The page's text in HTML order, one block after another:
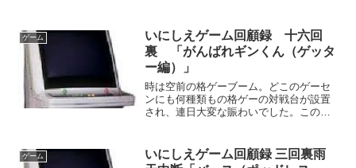
した（おおげさ）。理由は極めて簡単
で、「1プレイが50円...
ゲーム
いにしえゲーム回顧録 十六回
裏 「がんばれギンくん（ゲッタ
ー編）」
時は空前の格ゲーブーム。どこのゲーセ
ンにも何種類もの格ゲーの対戦台が設置
され、連日大変な賑わいでした。この状
で、つまり新しいゲーセンがあちこちに
出現していたのです。もっと...
ゲーム
いにしえゲーム回顧録 三回裏雨